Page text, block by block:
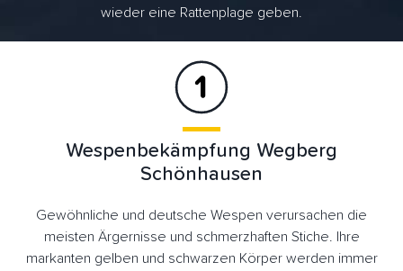
wieder eine Rattenplage geben.
Wespenbekämpfung Wegberg
Schönhausen
Gewöhnliche und deutsche Wespen verursachen die
meisten Ärgernisse und schmerzhaften Stiche. Ihre
markanten gelben und schwarzen Körper werden immer